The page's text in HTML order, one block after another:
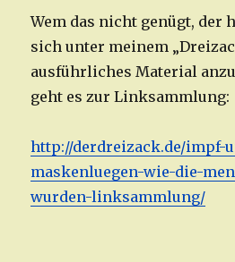
Wem das nicht genügt, der
sich unter meinem
ausführliches Material
geht es zur Linksammlung:
http://derdreizack.de/impf-
maskenluegen-wie-die-
wurden-linksammlung/